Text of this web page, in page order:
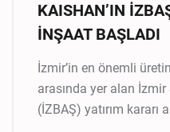
KAISHAN’IN
İNŞAAT BAŞLADI
İzmir’in en önemli
arasında yer alan İzmir
(İZBAŞ) yatırım kararı